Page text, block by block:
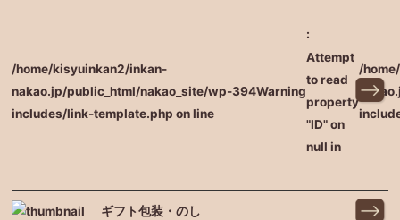
/home/kisyuinkan2/inkan-
nakao.jp/public_html/nakao_site/wp-
includes/link-template.php on line
394Warning
:
Attempt
to read
property
"ID" on
null in
/
ギフト包装・のし